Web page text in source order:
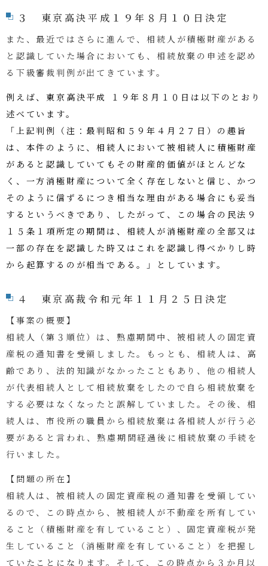
３ 東京高決平成１９年８月１０日決定
また、最近ではさらに進んで、相続人が積極財産がある
と認識していた場合においても、相続放棄の申述を認め
る下級審裁判例が出てきています。
例えば、東京高決平成 １９年８月１０日は以下のとおり
述べています。
「上記判例（注：最判昭和５９年４月２７日）の趣旨
は、本件のように、相続人において被相続人に積極財産
があると認識していてもその財産的価値がほとんどな
く、一方消極財産について全く存在しないと信じ、かつ
そのように信ずるにつき相当な理由がある場合にも妥当
するというべきであり、したがって、この場合の民法９
１５条１項所定の期間は、相続人が消極財産の全部又は
一部の存在を認識した時又はこれを認識し得べかりし時
から起算するのが相当である。」としています。
４ 東京高裁令和元年１１月２５日決定
【事案の概要】
相続人（第３順位）は、熟慮期間中、被相続人の固定資
産税の通知書を受領しました。もっとも、相続人は、高
齢であり、法的知識がなかったこともあり、他の相続人
が代表相続人として相続放棄をしたので自ら相続放棄を
する必要はなくなったと誤解していました。その後、相
続人は、市役所の職員から相続放棄は各相続人が行う必
要があると言われ、熟慮期間経過後に相続放棄の手続を
行いました。
【問題の所在】
相続人は、被相続人の固定資産税の通知書を受領してい
るので、この時点から、被相続人が不動産を所有してい
ること（積極財産を有していること）、固定資産税が発
生していること（消極財産を有していること）を把握し
ていたことになります。そして、この時点から３か月以